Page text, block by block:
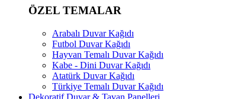
ÖZEL TEMALAR
Arabalı Duvar Kağıdı
Futbol Duvar Kağıdı
Hayvan Temalı Duvar Kağıdı
Kabe - Dini Duvar Kağıdı
Atatürk Duvar Kağıdı
Türkiye Temalı Duvar Kağıdı
Dekoratif Duvar & Tavan Panelleri